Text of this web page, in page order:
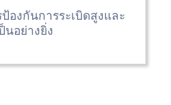
องกันการระเบิดสูงและ
นอย่างยิ่ง